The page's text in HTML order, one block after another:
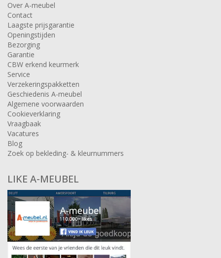
Over A-meubel
Contact
Laagste prijsgarantie
Openingstijden
Bezorging
Garantie
CBW erkend keurmerk
Service
Verzekeringspakketten
Geschiedenis A-meubel
Algemene voorwaarden
Cookieverklaring
Vraagbaak
Vacatures
Blog
Zoek op bekleding- & kleurnummers
LIKE A-MEUBEL